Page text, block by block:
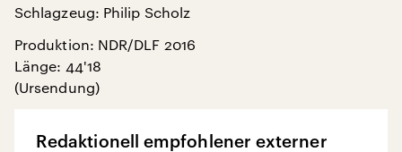
Schlagzeug: Philip Scholz
Produktion: NDR/DLF 2016
Länge: 44'18
(Ursendung)
Redaktionell empfohlener externer